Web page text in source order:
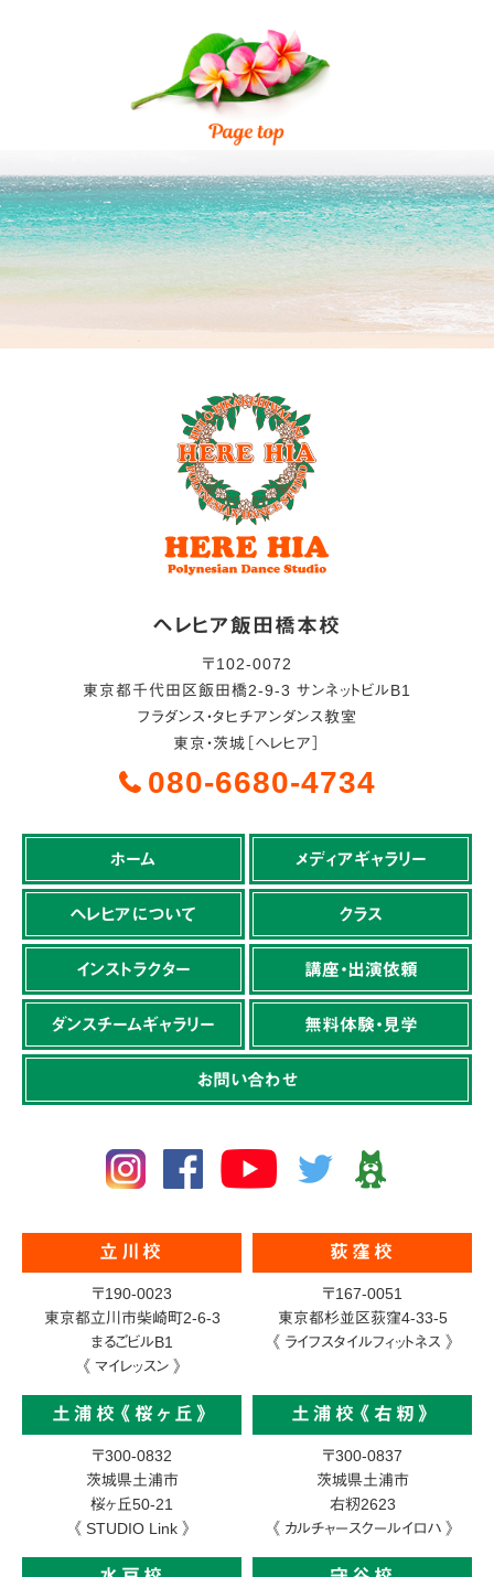
ヘレヒア飯田橋本校
〒102-0072
東京都千代田区飯田橋2-9-3 サンネットビルB1
フラダンス・タヒチアンダンス教室
東京・茨城［ヘレヒア］
080-6680-4734
ホーム メディアギャラリー
ヘレヒアについて クラス
インストラクター 講座・出演依頼
ダンスチームギャラリー 無料体験・見学
お問い合わせ
立川校
〒190-0023
東京都立川市柴崎町2-6-3
まるごビルB1
《 マイレッスン 》
荻窪校
〒167-0051
東京都杉並区荻窪4-33-5
《 ライフスタイルフィットネス 》
土浦校《桜ヶ丘》
〒300-0832
茨城県土浦市
桜ヶ丘50-21
《 STUDIO Link 》
土浦校《右籾》
〒300-0837
茨城県土浦市
右籾2623
《 カルチャースクールイロハ 》